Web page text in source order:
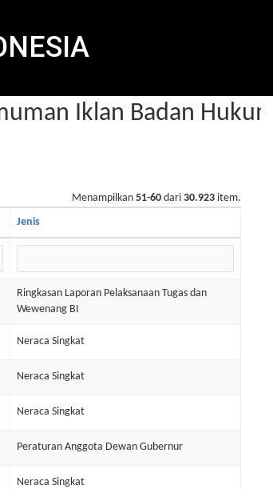
Iklan Badan
Menampilkan 51-60 dari 30.923 item.
Jenis
Ringkasan Laporan Pelaksanaan Tugas dan
Wewenang BI
Neraca Singkat
Neraca Singkat
Neraca Singkat
Peraturan Anggota Dewan Gubernur
Neraca Singkat